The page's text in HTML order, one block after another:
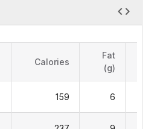
Calories
Fat
(g)
159 6